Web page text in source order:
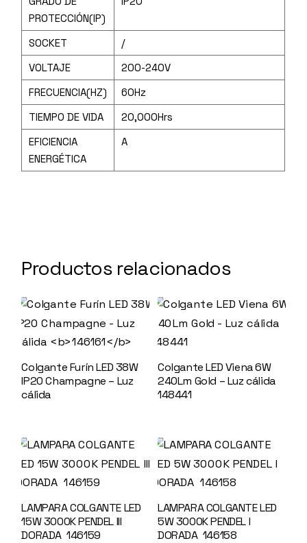
PROTECCIÓN(IP)
SOCKET
/
VOLTAJE
200-240V
FRECUENCIA(HZ)
60Hz
TIEMPO DE VIDA
20,000Hrs
EFICIENCIA
ENERGÉTICA
A
Productos relacionados
Colgante Furín LED 38W
IP20 Champagne – Luz
cálida
Colgante LED Viena 6W
240Lm Gold – Luz cálida
148441
LAMPARA COLGANTE LED
15W 3000K PENDEL III
DORADA 146159
LAMPARA COLGANTE LED
5W 3000K PENDEL I
DORADA 146158